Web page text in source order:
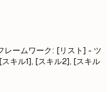
ームワーク: [リスト] - ツ
キル1], [スキル2], [スキル